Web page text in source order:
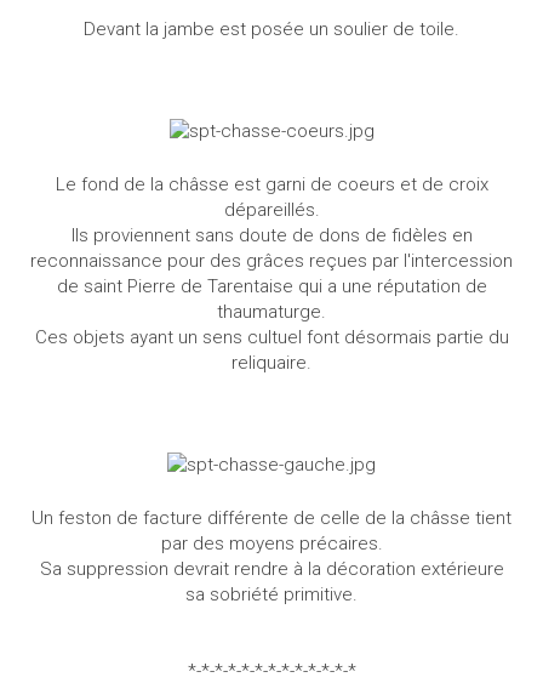
Devant la jambe est posée un soulier de toile.
Le fond de la châsse est garni de coeurs et de croix
dépareillés.
Ils proviennent sans doute de dons de fidèles en
reconnaissance pour des grâces reçues par l'intercession
de saint Pierre de Tarentaise qui a une réputation de
thaumaturge.
Ces objets ayant un sens cultuel font désormais partie du
reliquaire.
Un feston de facture différente de celle de la châsse tient
par des moyens précaires.
Sa suppression devrait rendre à la décoration extérieure
sa sobriété primitive.
*-*-*-*-*-*-*-*-*-*-*-*-*